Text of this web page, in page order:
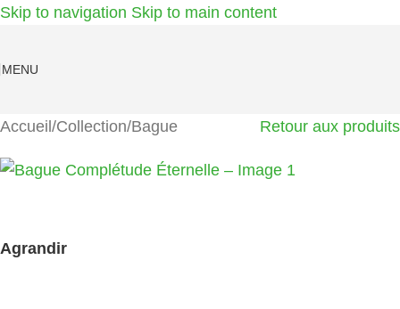
Skip to navigation Skip to main content
MENU
Accueil /Collection/Bague Retour aux produits
Agrandir